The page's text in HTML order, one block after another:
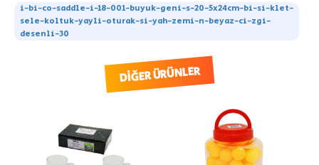
i-bi-co-saddle-i-18-001-buyuk-geni-s-20-5x24cm-bi-si-klet-
sele-koltuk-yayli-oturak-si-yah-zemi-n-beyaz-ci-zgi-
desenli-30
DIĞER ÜRÜNLER